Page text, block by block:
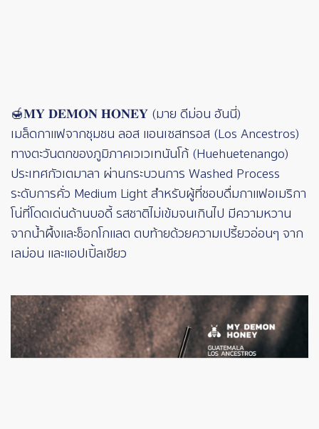
🍯𝐌𝐘 𝐃𝐄𝐌𝐎𝐍 𝐇𝐎𝐍𝐄𝐘 (มาย ดีม่อน ฮันนี่)
เมล็ดกาแฟจากชุมชน ลอส แอนเซสทรอส (Los Ancestros)
ทางตะวันตกของภูมิภาคเวเวเทนันโก้ (Huehuetenango)
ประเทศกัวเตมาลา ผ่านกระบวนการ Washed Process
ระดับการคั่ว Medium Light สำหรับผู้ที่ชอบดื่มกาแฟอเมริกา
โน่ที่โดดเด่นด้านบอดี้ รสชาติไม่เข้มจนเกินไป มีความหวาน
จากน้ำผึ้งและช็อกโกแลต ตบท้ายด้วยความเปรี้ยวอ่อนๆ จาก
เลม่อน และแอปเปิ้ลเขียว